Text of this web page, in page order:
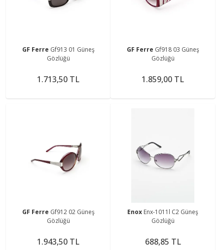
GF Ferre Gf913 01 Güneş
Gözlüğü
1.713,50 TL
GF Ferre Gf918 03 Güneş
Gözlüğü
1.859,00 TL
GF Ferre Gf912 02 Güneş
Gözlüğü
1.943,50 TL
Enox Enx-1011l C2 Güneş
Gözlüğü
688,85 TL